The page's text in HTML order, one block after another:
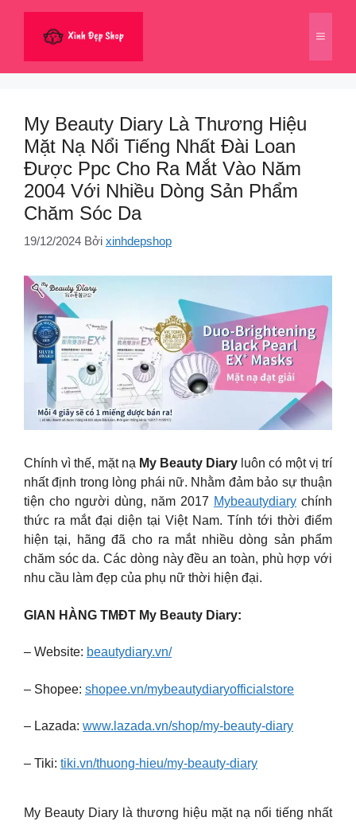
dung
Menu
My Beauty Diary Là Thương Hiệu
Mặt Nạ Nổi Tiếng Nhất Đài Loan
Được Ppc Cho Ra Mắt Vào Năm
2004 Với Nhiều Dòng Sản Phẩm
Chăm Sóc Da
19/12/2024 Bởi xinhdepshop
Chính vì thế, mặt nạ My Beauty Diary luôn có một vị trí
nhất định trong lòng phái nữ. Nhằm đảm bảo sự thuận
tiện cho người dùng, năm 2017 Mybeautydiary chính
thức ra mắt đại diện tại Việt Nam. Tính tới thời điểm
hiện tại, hãng đã cho ra mắt nhiều dòng sản phẩm
chăm sóc da. Các dòng này đều an toàn, phù hợp với
nhu cầu làm đẹp của phụ nữ thời hiện đại.
GIAN HÀNG TMĐT My Beauty Diary:
– Website: beautydiary.vn/
– Shopee: shopee.vn/mybeautydiaryofficialstore
– Lazada: www.lazada.vn/shop/my-beauty-diary
– Tiki: tiki.vn/thuong-hieu/my-beauty-diary
My Beauty Diary là thương hiệu mặt nạ nổi tiếng nhất